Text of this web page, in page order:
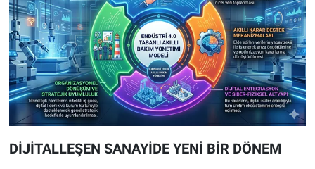
DİJİTALLEŞEN SANAYİDE YENİ BİR DÖNEM